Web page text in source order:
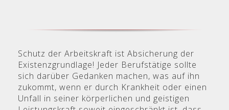
Schutz der Arbeitskraft ist Absicherung der
Existenzgrundlage! Jeder Berufstätige sollte
sich darüber Gedanken machen, was auf ihn
zukommt, wenn er durch Krankheit oder einen
Unfall in seiner körperlichen und geistigen